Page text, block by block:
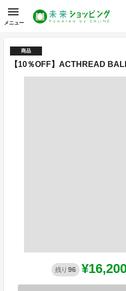
メニュー
商品
【10％OFF】ACTHREAD
残り 96